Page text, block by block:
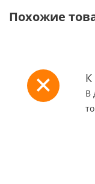
Похожие
К
В